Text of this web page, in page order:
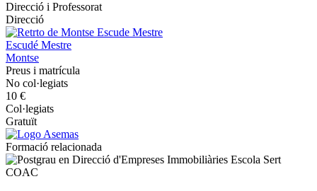
Direcció i Professorat
Direcció
Escudé Mestre
Montse
Preus i matrícula
No col·legiats
10 €
Col·legiats
Gratuït
Formació relacionada